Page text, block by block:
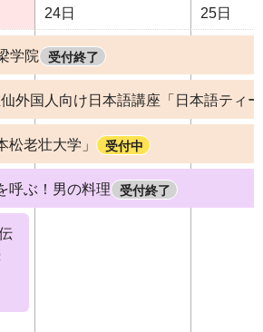
24日 25日
学院 受付終了
外国人向け日本語講座「日本語ティ
松老壮大学」 受付中
ぶ！男の料理 受付終了